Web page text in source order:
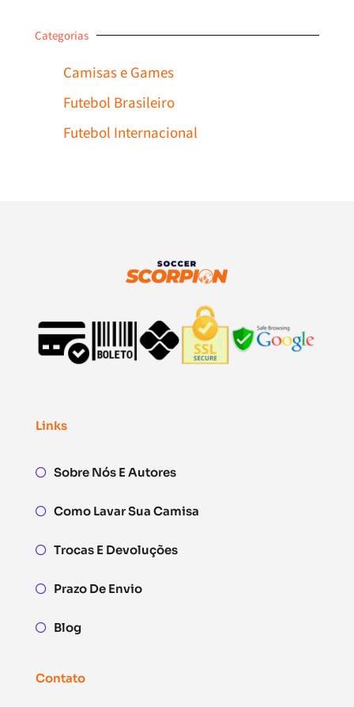
Categorias
Camisas e Games
Futebol Brasileiro
Futebol Internacional
Links
Sobre Nós E Autores
Como Lavar Sua Camisa
Trocas E Devoluções
Prazo De Envio
Blog
Contato